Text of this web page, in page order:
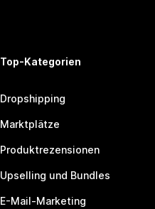
Top-Kategorien
Dropshipping
Marktplätze
Produktrezensionen
Upselling und Bundles
E-Mail-Marketing